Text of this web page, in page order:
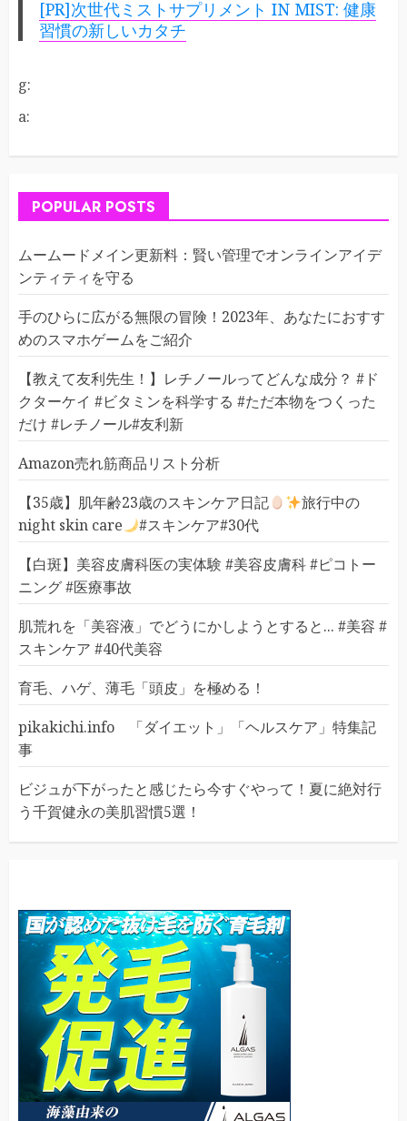
[PR]次世代ミストサプリメント IN MIST: 健康
習慣の新しいカタチ
g:
a:
POPULAR POSTS
ムームードメイン更新料：賢い管理でオンラインアイデ
ンティティを守る
手のひらに広がる無限の冒険！2023年、あなたにおすす
めのスマホゲームをご紹介
【教えて友利先生！】レチノールってどんな成分？ #ド
クターケイ #ビタミンを科学する #ただ本物をつくった
だけ #レチノール#友利新
Amazon売れ筋商品リスト分析
【35歳】肌年齢23歳のスキンケア日記
旅行中の
night skin care
#スキンケア#30代
【白斑】美容皮膚科医の実体験 #美容皮膚科 #ピコトー
ニング #医療事故
肌荒れを「美容液」でどうにかしようとすると... #美容 #
スキンケア #40代美容
育毛、ハゲ、薄毛「頭皮」を極める！
pikakichi.info 「ダイエット」「ヘルスケア」特集記
事
ビジュが下がったと感じたら今すぐやって！夏に絶対行
う千賀健永の美肌習慣5選！